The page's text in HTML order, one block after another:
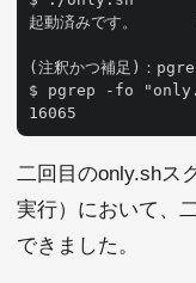
起動済みです。      (
(注釈かつ補足)：
$ pgrep -fo
二回目のonly.shス
実行）において、
できました。